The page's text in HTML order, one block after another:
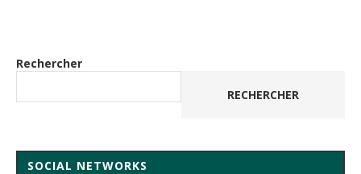
Rechercher
RECHERCHER
SOCIAL NETWORKS